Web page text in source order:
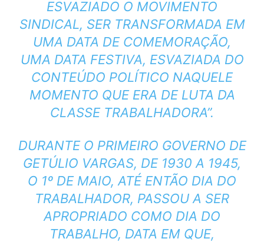
ESVAZIADO O MOVIMENTO
SINDICAL, SER TRANSFORMADA EM
UMA DATA DE COMEMORAÇÃO,
UMA DATA FESTIVA, ESVAZIADA DO
CONTEÚDO POLÍTICO NAQUELE
MOMENTO QUE ERA DE LUTA DA
CLASSE TRABALHADORA”.
DURANTE O PRIMEIRO GOVERNO DE
GETÚLIO VARGAS, DE 1930 A 1945,
O 1º DE MAIO, ATÉ ENTÃO DIA DO
TRABALHADOR, PASSOU A SER
APROPRIADO COMO DIA DO
TRABALHO, DATA EM QUE,